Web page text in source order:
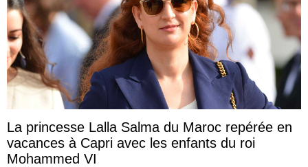
La princesse Lalla Salma du Maroc repérée en
vacances à Capri avec les enfants du roi
Mohammed VI